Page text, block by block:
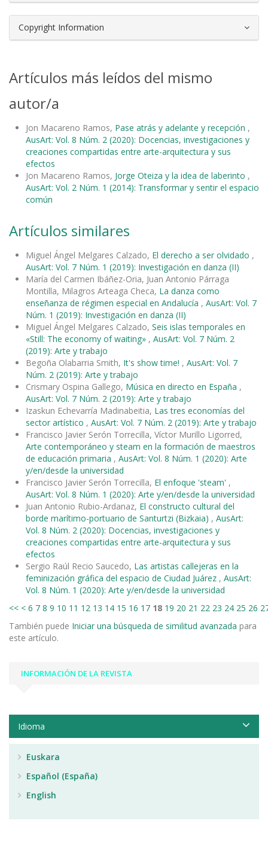
Copyright Information
Artículos más leídos del mismo
autor/a
Jon Macareno Ramos, Pase atrás y adelante y recepción ,
AusArt: Vol. 8 Núm. 2 (2020): Docencias, investigaciones y
creaciones compartidas entre arte-arquitectura y sus
efectos
Jon Macareno Ramos, Jorge Oteiza y la idea de laberinto ,
AusArt: Vol. 2 Núm. 1 (2014): Transformar y sentir el espacio
común
Artículos similares
Miguel Ángel Melgares Calzado, El derecho a ser olvidado ,
AusArt: Vol. 7 Núm. 1 (2019): Investigación en danza (II)
María del Carmen Ibáñez-Oria, Juan Antonio Párraga
Montilla, Milagros Arteaga Checa, La danza como
enseñanza de régimen especial en Andalucía , AusArt: Vol. 7
Núm. 1 (2019): Investigación en danza (II)
Miguel Ángel Melgares Calzado, Seis islas temporales en
«Still: The economy of waiting» , AusArt: Vol. 7 Núm. 2
(2019): Arte y trabajo
Begoña Olabarria Smith, It's show time! , AusArt: Vol. 7
Núm. 2 (2019): Arte y trabajo
Crismary Ospina Gallego, Música en directo en España ,
AusArt: Vol. 7 Núm. 2 (2019): Arte y trabajo
Izaskun Echevarría Madinabeitia, Las tres economías del
sector artístico , AusArt: Vol. 7 Núm. 2 (2019): Arte y trabajo
Francisco Javier Serón Torrecilla, Víctor Murillo Ligorred,
Arte contemporáneo y steam en la formación de maestros
de educación primaria , AusArt: Vol. 8 Núm. 1 (2020): Arte
y/en/desde la universidad
Francisco Javier Serón Torrecilla, El enfoque 'steam' ,
AusArt: Vol. 8 Núm. 1 (2020): Arte y/en/desde la universidad
Juan Antonio Rubio-Ardanaz, El constructo cultural del
borde marítimo-portuario de Santurtzi (Bizkaia) , AusArt:
Vol. 8 Núm. 2 (2020): Docencias, investigaciones y
creaciones compartidas entre arte-arquitectura y sus
efectos
Sergio Raúl Recio Saucedo, Las artistas callejeras en la
feminización gráfica del espacio de Ciudad Juárez , AusArt:
Vol. 8 Núm. 1 (2020): Arte y/en/desde la universidad
<< < 6 7 8 9 10 11 12 13 14 15 16 17 18 19 20 21 22 23 24 25 26
También puede Iniciar una búsqueda de similitud avanzada para
este artículo.
INFORMACIÓN DE LA REVISTA
Idioma
Euskara
Español (España)
English